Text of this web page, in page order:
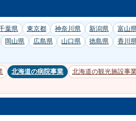
葉県 東京都 神奈川県 新潟県 富山
岡山県 広島県 山口県 徳島県 香川
北海道の病院事業 北海道の観光施設事